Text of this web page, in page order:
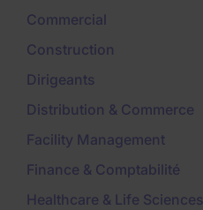
Commercial
Construction
Dirigeants
Distribution & Commerce
Facility Management
Finance & Comptabilité
Healthcare & Life Sciences